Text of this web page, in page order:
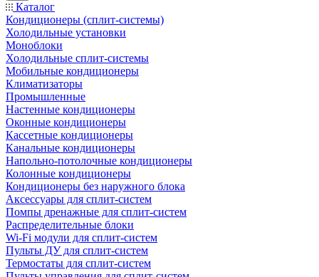
Каталог
Кондиционеры (сплит-системы)
Холодильные установки
Моноблоки
Холодильные сплит-системы
Мобильные кондиционеры
Климатизаторы
Промышленные
Настенные кондиционеры
Оконные кондиционеры
Кассетные кондиционеры
Канальные кондиционеры
Напольно-потолочные кондиционеры
Колонные кондиционеры
Кондиционеры без наружного блока
Аксессуары для сплит-систем
Помпы дренажные для сплит-систем
Распределительные блоки
Wi-Fi модули для сплит-систем
Пульты ДУ для сплит-систем
Термостаты для сплит-систем